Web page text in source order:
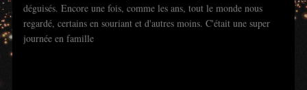
déguisés. Encore une fois, comme les ans, tout le monde nous
regardé, certains en souriant et d'autres moins. C'était une super
journée en famille